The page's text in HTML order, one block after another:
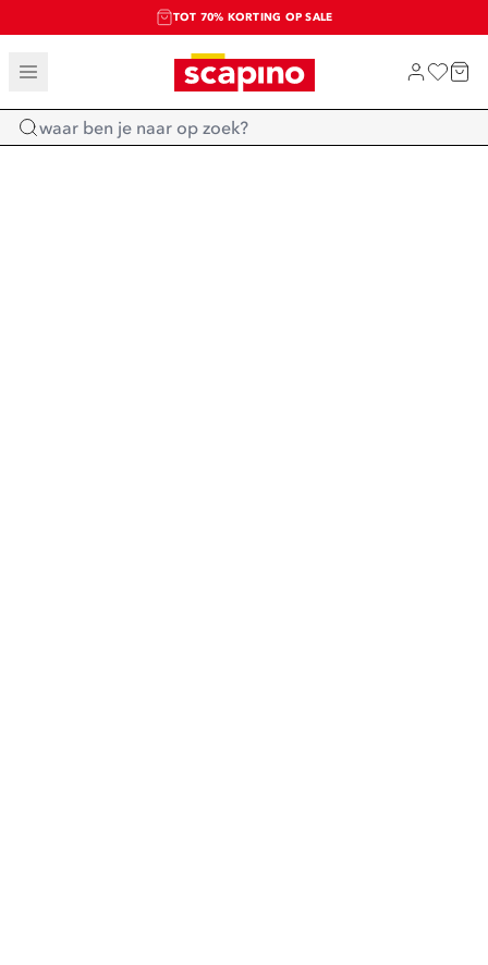
TOT 70% KORTING OP SALE
SALE: LAATSTE KANS!
SHOP NIEUW
Home